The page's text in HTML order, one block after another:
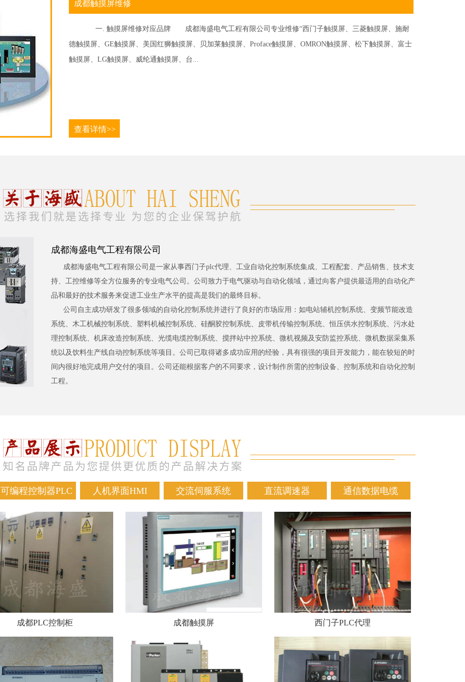
成都触摸屏维修
一. 触摸屏维修对应品牌 成都海盛电气工程有限公司专业维修“西门子触摸屏、三菱触摸屏、施耐
德触摸屏、GE触摸屏、美国红狮触摸屏、贝加莱触摸屏、Proface触摸屏、OMRON触摸屏、松下触摸屏、富士
触摸屏、LG触摸屏、威纶通触摸屏、台...
查看详情>>
成都海盛电气工程有限公司
成都海盛电气工程有限公司是一家从事西门子plc代理、工业自动化控制系统集成、工程配套、产品销售、技术支
持、工控维修等全方位服务的专业电气公司。公司致力于电气驱动与自动化领域，通过向客户提供最适用的自动化产
品和最好的技术服务来促进工业生产水平的提高是我们的最终目标。
公司自主成功研发了很多领域的自动化控制系统并进行了良好的市场应用：如电站辅机控制系统、变频节能改造
系统、木工机械控制系统、塑料机械控制系统、硅酮胶控制系统、皮带机传输控制系统、恒压供水控制系统、污水处
理控制系统、机床改造控制系统、光缆电缆控制系统、搅拌站中控系统、微机视频及安防监控系统、微机数据采集系
统以及饮料生产线自动控制系统等项目。公司已取得诸多成功应用的经验，具有很强的项目开发能力，能在较短的时
间内很好地完成用户交付的项目。公司还能根据客户的不同要求，设计制作所需的控制设备、控制系统和自动化控制
工程。
可编程控制器PLC 人机界面HMI 交流伺服系统 直流调速器 通信数据电缆
成都PLC控制柜 成都触摸屏 西门子PLC代理